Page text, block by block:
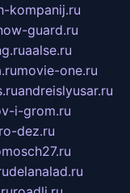
kompanij.ru
guard.ru
aalse.ru
movie-one.ru
andreislyusar.ru
i-grom.ru
dez.ru
delanalad.ru